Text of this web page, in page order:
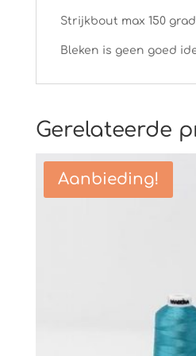
Strijkbout max 150
Bleken is geen goed
Gerelateerde
Aanbieding!